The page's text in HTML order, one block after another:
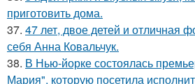
приготовить дома.
37. 47 лет, двое детей и отличная
себя Анна Ковальчук.
38. В Нью-йорке состоялась
Мария", которую посетила